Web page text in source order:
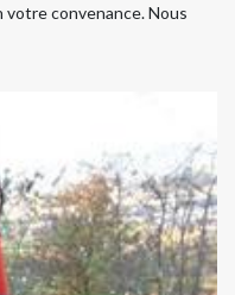
convenance. Nous